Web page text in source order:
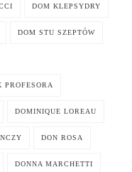
DOM KLEPSYDRY
DOM STU SZEPTÓW
DOMINIQUE LOREAU
DON ROSA
DONNA MARCHETTI